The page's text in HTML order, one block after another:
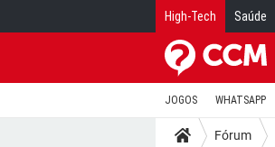
High-Tech Saúde
JOGOS WHATSAPP
Fórum